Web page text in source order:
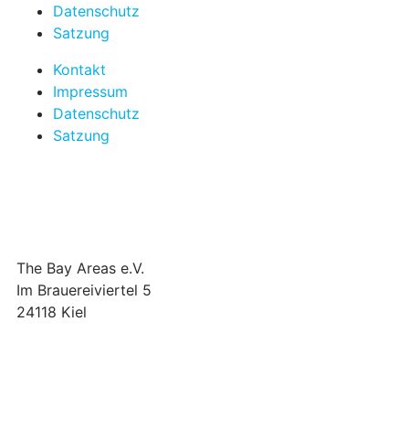
Datenschutz
Satzung
Kontakt
Impressum
Datenschutz
Satzung
The Bay Areas e.V.
Im Brauereiviertel 5
24118 Kiel